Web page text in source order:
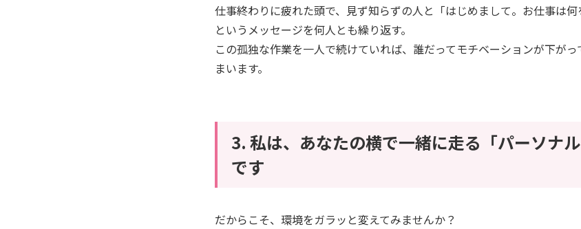
仕事終わりに疲れた頭で、見ず知らずの人と「はじめまして。お仕事は何
というメッセージを何人とも繰り返す。
この孤独な作業を一人で続けていれば、誰だってモチベーションが下が
まいます。
3. 私は、あなたの横で一緒に走る「パーソナル
です
だからこそ、環境をガラッと変えてみませんか？